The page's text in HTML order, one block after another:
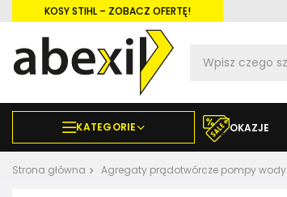
KOSY STIHL – ZOBACZ OFERTĘ!
KATEGORIE OKAZJE
Strona główna Agregaty prądotwórcze pompy wody